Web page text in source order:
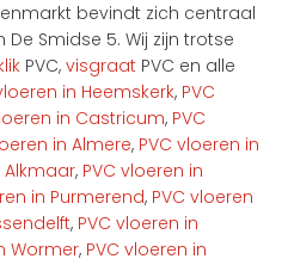
bevindt zich centraal
Smidse 5. Wij zijn trotse
PVC,visgraat PVC en alle
in Heemskerk, PVC
in Castricum, PVC
in Almere, PVC vloeren in
Alkmaar, PVC vloeren in
in Purmerend, PVC vloeren
, PVC vloeren in
Wormer, PVC vloeren in